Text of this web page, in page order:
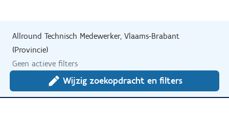
Allround Technisch Medewerker, Vlaams-Brabant
(Provincie)
Geen actieve filters
Wijzig zoekopdracht en filters